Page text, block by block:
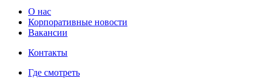
О нас
Корпоративные новости
Вакансии
Контакты
Где смотреть